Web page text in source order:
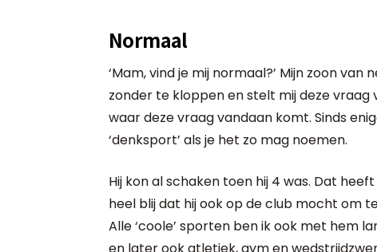
Normaal
‘Mam, vind je mij normaal?’ Mijn zoon
zonder te kloppen en stelt mij deze vraag
waar deze vraag vandaan komt. Sinds
‘denksport’ als je het zo mag noemen.
Hij kon al schaken toen hij 4 was. Dat
heel blij dat hij ook op de club mocht om
Alle ‘coole’ sporten ben ik ook met hem